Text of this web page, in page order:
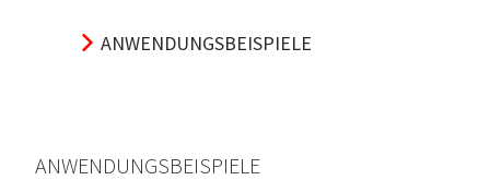
ANWENDUNGSBEISPIELE
ANWENDUNGSBEISPIELE